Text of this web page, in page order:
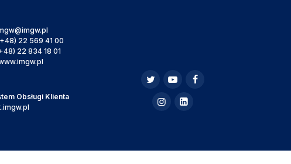
22 569 41 00
22 834 18 01
Obsługi Klienta